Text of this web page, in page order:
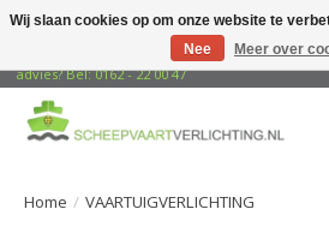
Gratis verzending naar adressen in Nederland!
advies? Bel: 0162 - 22 00 47
Home / VAARTUIGVERLICHTING
Wij slaan cookies op om onze website te
Nee
Meer over